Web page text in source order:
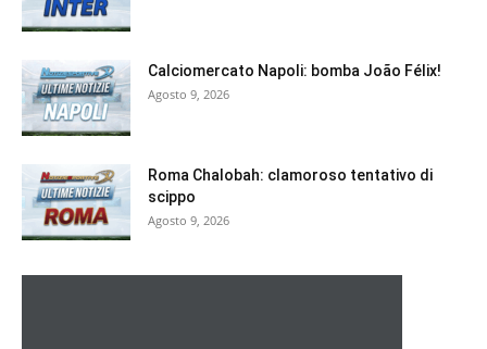
Calciomercato Napoli: bomba João Félix!
Agosto 9, 2026
Roma Chalobah: clamoroso tentativo di
scippo
Agosto 9, 2026